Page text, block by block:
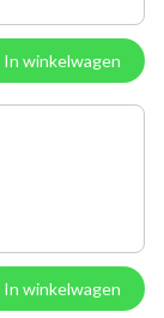
In winkelwagen
In winkelwagen